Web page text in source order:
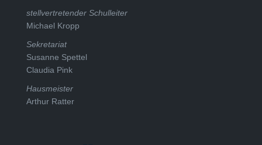
stellvertretender Schulleiter
Michael Kropp
Sekretariat
Susanne Spettel
Claudia Pink
Hausmeister
Arthur Ratter